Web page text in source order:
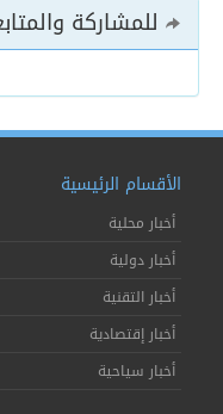
للمشاركة
الأقسام الرئيسية
أخبار محلية
أخبار دولية
أخبار التقنية
أخبار إقتصادية
أخبار سياحية